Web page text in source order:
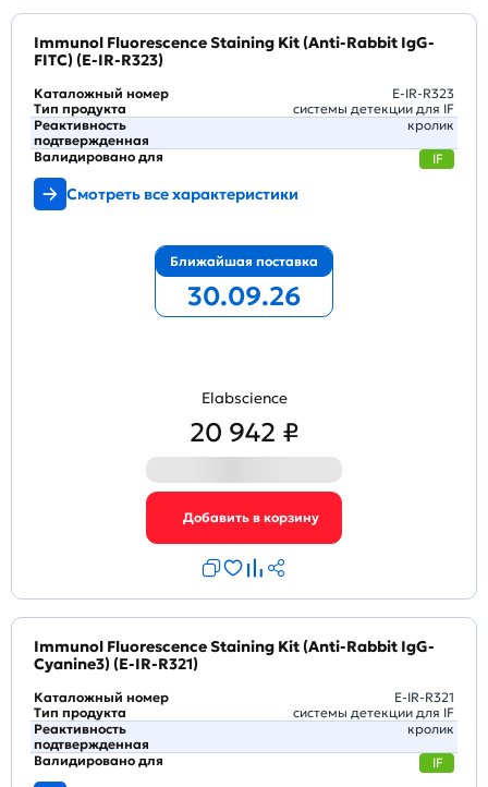
Immunol Fluorescence Staining Kit (Anti-Rabbit IgG-
FITC) (E-IR-R323)
Каталожный номер
E-IR-R323
Тип продукта
системы детекции для IF
Реактивность
подтвержденная
кролик
Валидировано для
IF
Смотреть все характеристики
Ближайшая поставка
30.09.26
Elabscience
20 942 ₽
Immunol Fluorescence Staining Kit (Anti-Rabbit IgG-
Cyanine3) (E-IR-R321)
Каталожный номер
E-IR-R321
Тип продукта
системы детекции для IF
Реактивность
подтвержденная
кролик
Валидировано для
IF